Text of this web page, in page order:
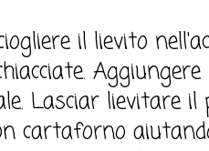
il lievito
Lasciar lievitare
cartaforno